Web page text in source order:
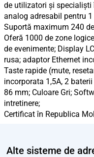
de utilizatori și specialiști
analog adresabil pentru
Suportă maximum 240
Oferă 1000 de zone
de evenimente; Display
rusa; adaptor Ethernet
Taste rapide (mute,
incorporata 1,5A, 2
86 mm; Culoare Gri;
intretinere;
Certificat în Republica
Alte sisteme de